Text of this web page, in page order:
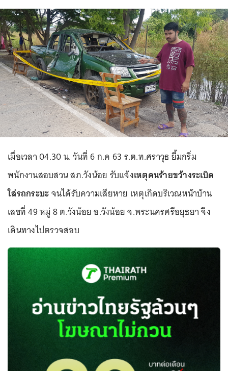
เมื่อเวลา 04.30 น. วันที่ 6 ก.ค 63 ร.ต.ท.ศราวุธ ยี้มกริ่ม
พนักงานสอบสวน สภ.วังน้อย รับแจ้งเหตุคนร้ายขว้างระเบิด
ใส่รถกระบะจนได้รับความเสียหาย เหตุเกิดบริเวณหน้าบ้าน
เลขที่ 49 หมู่ 8 ต.วังน้อย อ.วังน้อย จ.พระนครศรีอยุธยา จึง
เดินทางไปตรวจสอบ